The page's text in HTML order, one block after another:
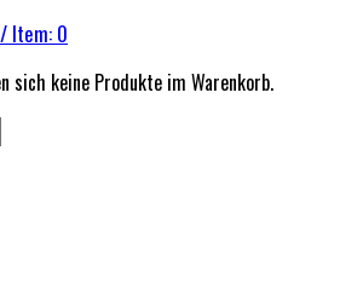
/ Item: 0
sich keine Produkte im Warenkorb.